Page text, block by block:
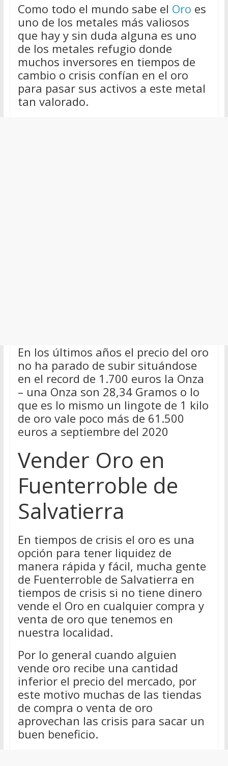
Como todo el mundo sabe el Oro es
uno de los metales más valiosos
que hay y sin duda alguna es uno
de los metales refugio donde
muchos inversores en tiempos de
cambio o crisis confían en el oro
para pasar sus activos a este metal
tan valorado.
En los últimos años el precio del oro
no ha parado de subir situándose
en el record de 1.700 euros la Onza
– una Onza son 28,34 Gramos o lo
que es lo mismo un lingote de 1 kilo
de oro vale poco más de 61.500
euros a septiembre del 2020
Vender Oro en
Fuenterroble de
Salvatierra
En tiempos de crisis el oro es una
opción para tener liquidez de
manera rápida y fácil, mucha gente
de Fuenterroble de Salvatierra en
tiempos de crisis si no tiene dinero
vende el Oro en cualquier compra y
venta de oro que tenemos en
nuestra localidad.
Por lo general cuando alguien
vende oro recibe una cantidad
inferior el precio del mercado, por
este motivo muchas de las tiendas
de compra o venta de oro
aprovechan las crisis para sacar un
buen beneficio.